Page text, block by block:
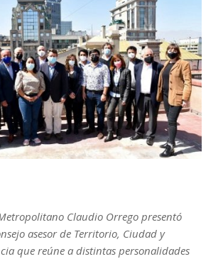
Claudio Orrego presentó
asesor de Territorio, Ciudad y
que reúne a distintas personalidades